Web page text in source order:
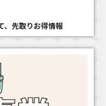
、先取りお得情報